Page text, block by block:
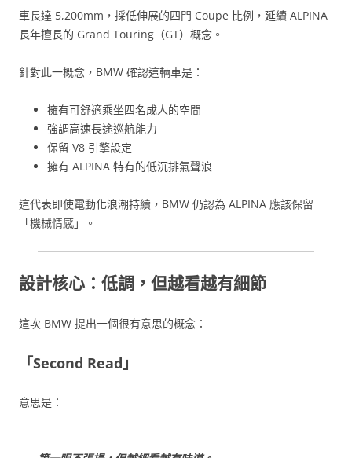
車長達 5,200mm，採低伸展的四門 Coupe 比例，延續 ALPINA
長年擅長的 Grand Touring（GT）概念。
針對此一概念，BMW 確認這輛車是：
擁有可舒適乘坐四名成人的空間
強調高速長途巡航能力
保留 V8 引擎設定
擁有 ALPINA 特有的低沉排氣聲浪
這代表即使電動化浪潮持續，BMW 仍認為 ALPINA 應該保留
「機械情感」。
設計核心：低調，但越看越有細節
這次 BMW 提出一個很有意思的概念：
「Second Read」
意思是：